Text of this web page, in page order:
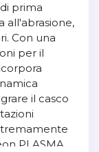
prima
all'abrasione,
Con una
per il
il casco
PLASMA